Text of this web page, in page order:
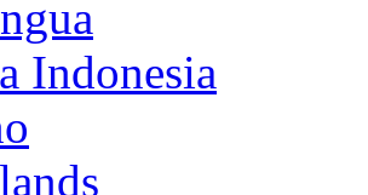
Indonesia